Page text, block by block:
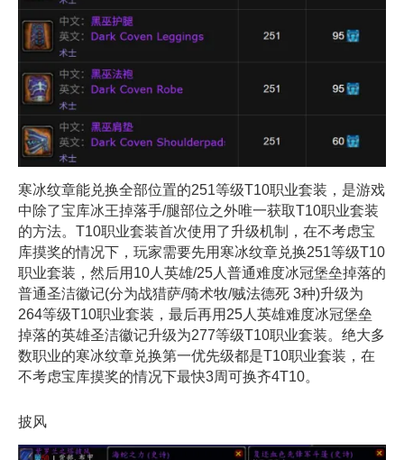
寒冰纹章能兑换全部位置的251等级T10职业套装，是游戏
中除了宝库冰王掉落手/腿部位之外唯一获取T10职业套装
的方法。T10职业套装首次使用了升级机制，在不考虑宝
库摸奖的情况下，玩家需要先用寒冰纹章兑换251等级T10
职业套装，然后用10人英雄/25人普通难度冰冠堡垒掉落的
普通圣洁徽记(分为战猎萨/骑术牧/贼法德死 3种)升级为
264等级T10职业套装，最后再用25人英雄难度冰冠堡垒
掉落的英雄圣洁徽记升级为277等级T10职业套装。绝大多
数职业的寒冰纹章兑换第一优先级都是T10职业套装，在
不考虑宝库摸奖的情况下最快3周可换齐4T10。
披风